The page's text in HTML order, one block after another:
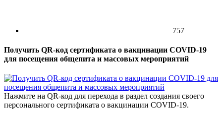
757
Получить QR-код сертификата о вакцинации COVID-19
для посещения общепита и массовых мероприятий
Нажмите на QR-код для перехода в раздел создания своего
персонального сертификата о вакцинации COVID-19.